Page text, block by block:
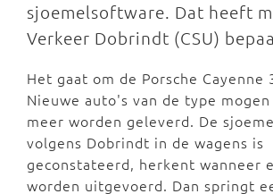
sjoemelsoftware. Dat heeft
Verkeer Dobrindt (CSU)
Het gaat om de Porsche Cayenne
Nieuwe auto's van de type
meer worden geleverd. De
volgens Dobrindt in de wagens is
geconstateerd, herkent wanneer
worden uitgevoerd. Dan springt